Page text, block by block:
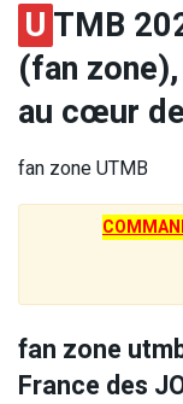
U TMB
(fan
au cœur
fan zone UTMB
fan zone
France des